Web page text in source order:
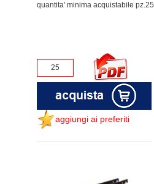
quantita' minima acquistabile pz.25
aggiungi ai preferiti